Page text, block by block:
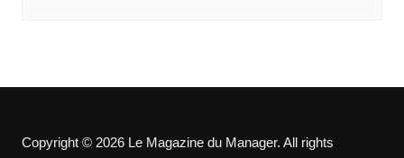
Copyright © 2026 Le Magazine du Manager. All rights